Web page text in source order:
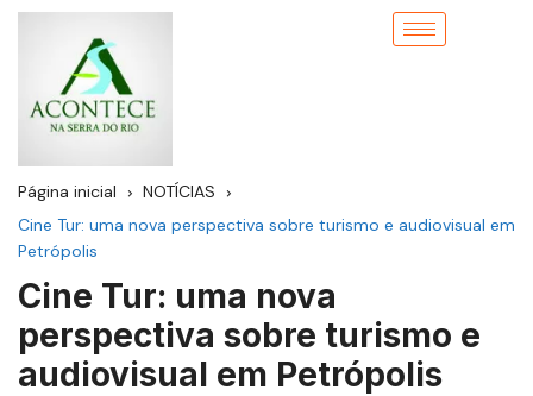
Página inicial
NOTÍCIAS
Cine Tur: uma nova perspectiva sobre turismo e audiovisual em
Petrópolis
Cine Tur: uma nova
perspectiva sobre turismo e
audiovisual em Petrópolis